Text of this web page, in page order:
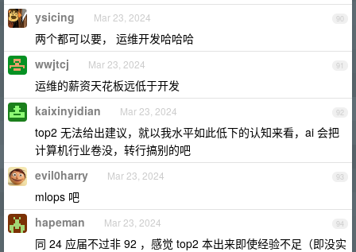
90
ysicing Mar 23, 2024
两个都可以要， 运维开发哈哈哈
91
wwjtcj Mar 23, 2024
运维的薪资天花板远低于开发
92
kaixinyidian Mar 23, 2024
top2 无法给出建议，就以我水平如此低下的认知来看，ai 会把
计算机行业卷没，转行搞别的吧
93
evil0harry Mar 23, 2024
mlops 吧
94
hapeman Mar 23, 2024
同 24 应届不过非 92 ，感觉 top2 本出来即使经验不足（即没实